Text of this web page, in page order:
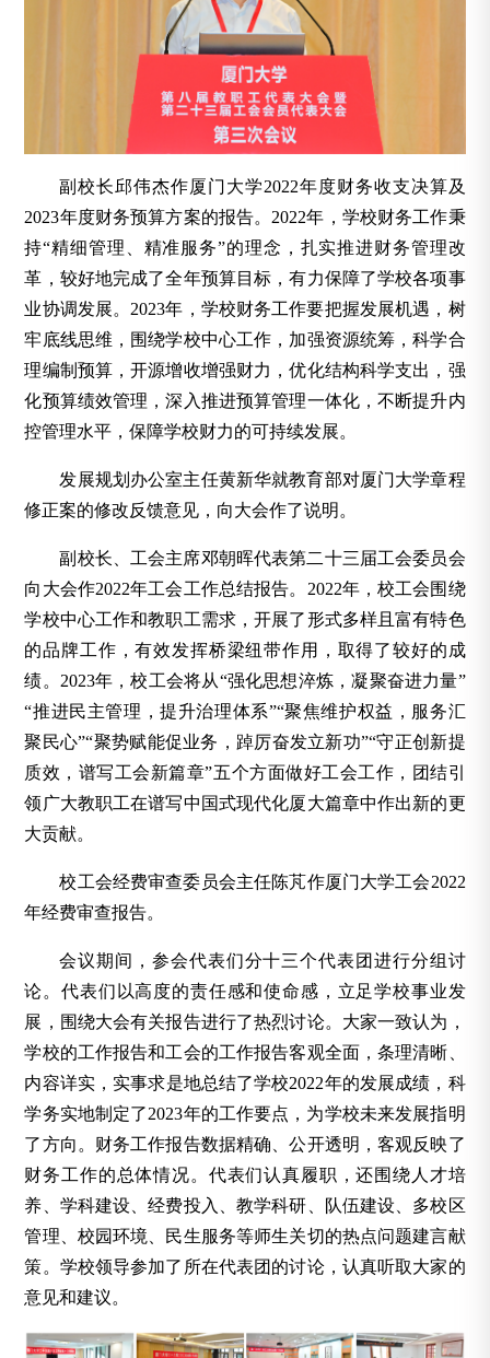
副校长邱伟杰作厦门大学2022年度财务收支决算及
2023年度财务预算方案的报告。2022年，学校财务工作秉
持“精细管理、精准服务”的理念，扎实推进财务管理改
革，较好地完成了全年预算目标，有力保障了学校各项事
业协调发展。2023年，学校财务工作要把握发展机遇，树
牢底线思维，围绕学校中心工作，加强资源统筹，科学合
理编制预算，开源增收增强财力，优化结构科学支出，强
化预算绩效管理，深入推进预算管理一体化，不断提升内
控管理水平，保障学校财力的可持续发展。
发展规划办公室主任黄新华就教育部对厦门大学章程
修正案的修改反馈意见，向大会作了说明。
副校长、工会主席邓朝晖代表第二十三届工会委员会
向大会作2022年工会工作总结报告。2022年，校工会围绕
学校中心工作和教职工需求，开展了形式多样且富有特色
的品牌工作，有效发挥桥梁纽带作用，取得了较好的成
绩。2023年，校工会将从“强化思想淬炼，凝聚奋进力量”
“推进民主管理，提升治理体系”“聚焦维护权益，服务汇
聚民心”“聚势赋能促业务，踔厉奋发立新功”“守正创新提
质效，谱写工会新篇章”五个方面做好工会工作，团结引
领广大教职工在谱写中国式现代化厦大篇章中作出新的更
大贡献。
校工会经费审查委员会主任陈芃作厦门大学工会2022
年经费审查报告。
会议期间，参会代表们分十三个代表团进行分组讨
论。代表们以高度的责任感和使命感，立足学校事业发
展，围绕大会有关报告进行了热烈讨论。大家一致认为，
学校的工作报告和工会的工作报告客观全面，条理清晰、
内容详实，实事求是地总结了学校2022年的发展成绩，科
学务实地制定了2023年的工作要点，为学校未来发展指明
了方向。财务工作报告数据精确、公开透明，客观反映了
财务工作的总体情况。代表们认真履职，还围绕人才培
养、学科建设、经费投入、教学科研、队伍建设、多校区
管理、校园环境、民生服务等师生关切的热点问题建言献
策。学校领导参加了所在代表团的讨论，认真听取大家的
意见和建议。